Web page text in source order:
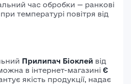
час обробки — ранкові
температурі повітря від
Прилипач Біоклей від
в інтернет-магазині Є
якість продукції, надає